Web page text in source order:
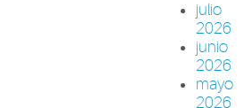
julio
2026
junio
2026
mayo
2026